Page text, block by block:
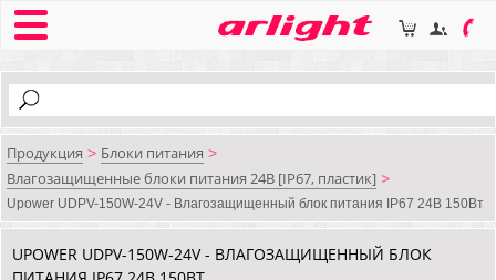
Продукция > Блоки питания >
Влагозащищенные блоки питания 24В [IP67, пластик] >
Upower UDPV-150W-24V - Влагозащищенный блок питания IP67 24В 150Вт
UPOWER UDPV-150W-24V - ВЛАГОЗАЩИЩЕННЫЙ БЛОК